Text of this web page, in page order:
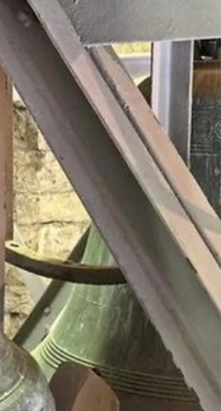
„Make Abi great again"
Abi-Feier des Abiturjahrgangs der Christlichen
Schule Hardt Unter dem Motto „Make Abi great
again" feierte der diesjährige Abiturjahrgang der
Christlichen Schule Hardt seinen erfolgreichen
Schulabschluss: Alle zehn Absolventinnen und
Absolventen hatten das Abitur bestanden.
Passend zum Motto war auch die Deko in den
Farben Blau-Rot-Gold gehalten. Die Feier fand in
der Festhalle Liedolsheim statt. Bei einem Glas
zum Auftakt und mit fröhlicher, stolzer
unter Schül